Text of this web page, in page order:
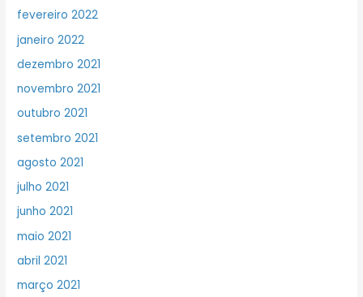
fevereiro 2022
janeiro 2022
dezembro 2021
novembro 2021
outubro 2021
setembro 2021
agosto 2021
julho 2021
junho 2021
maio 2021
abril 2021
março 2021